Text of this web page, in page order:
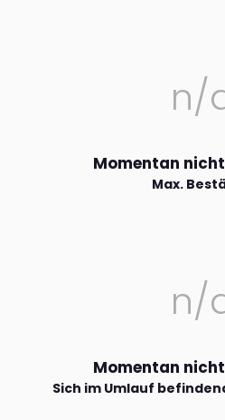
n/
Momentan
Max.
n/
Momentan
Sich im Umlauf